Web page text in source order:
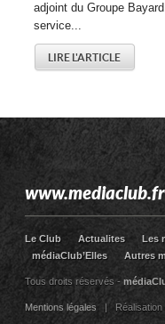
adjoint du Groupe
service...
LIRE L'ARTICLE
www.mediaclub.fr
Le Club Actualites Les
médiaClub’Elles
Autres
Tous droits réservés -
Mentions légales| Réalisation